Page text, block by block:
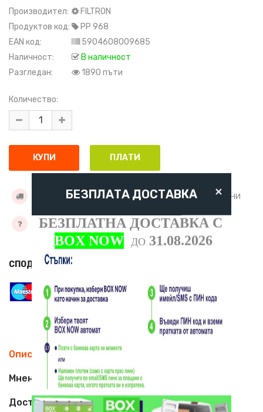
Производител:
FILTRON
Продуктов код:
PP 968
EAN код:
5904608009685
Наличност:
В наличност
Разгледан:
1890 пъти
Количество:
УСЛОВИЯ ЗА ДОСТАВКА ДОБАВИ КЪМ ЖЕЛАНИ
ЗАДАЙТЕ ВЪПРОС
СПОДЕЛИ
БЕЗПЛАТА ДОСТАВКА ×
БЕЗПЛАТНА ДОСТАВКА С
BOX NOW
ДО 31.08.2026
Описание
Мнения (0)
Доставка